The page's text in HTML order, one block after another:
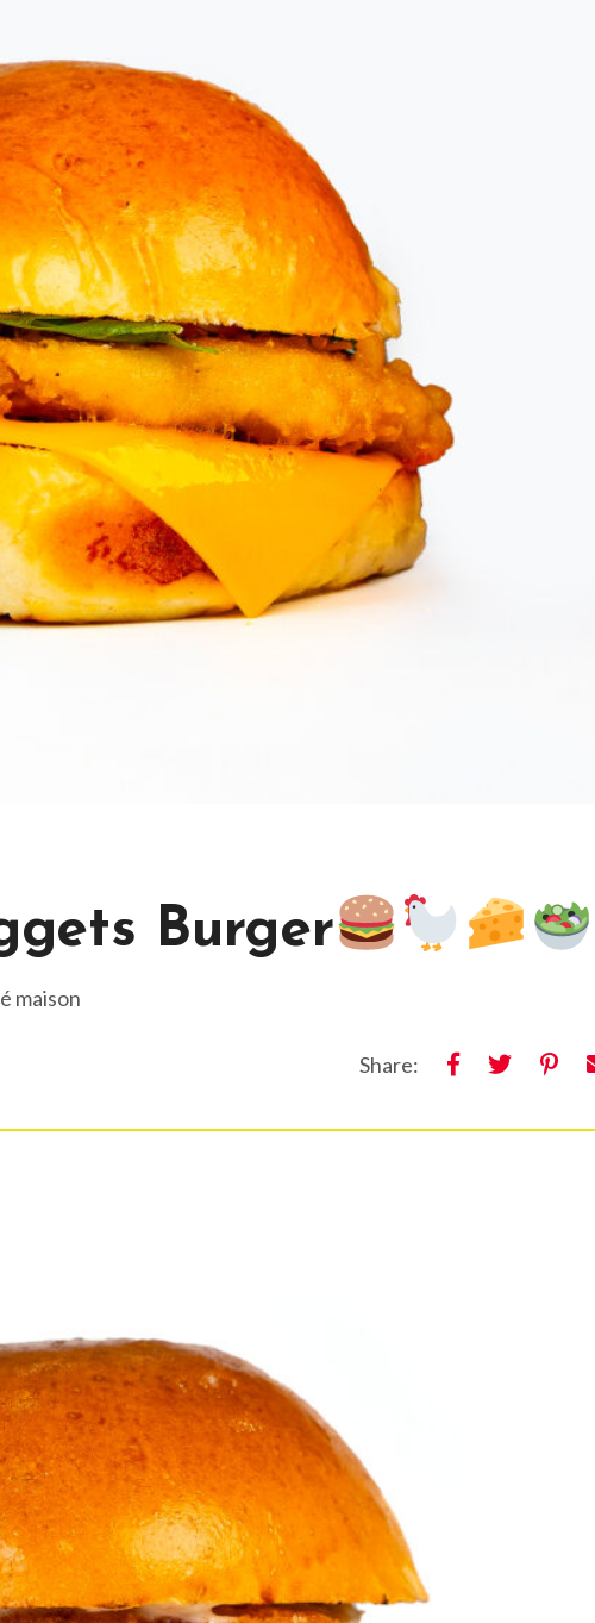
Burger
maison
Share: